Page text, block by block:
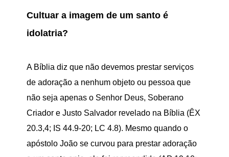
Cultuar a imagem de um santo é
idolatria?
A Bíblia diz que não devemos prestar serviços
de adoração a nenhum objeto ou pessoa que
não seja apenas o Senhor Deus, Soberano
Criador e Justo Salvador revelado na Bíblia (ÊX
20.3,4; IS 44.9-20; LC 4.8). Mesmo quando o
apóstolo João se curvou para prestar adoração